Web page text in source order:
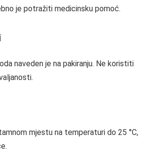
je potražiti medicinsku pomoć.
naveden je na pakiranju. Ne koristiti
mjestu na temperaturi do 25 °C,